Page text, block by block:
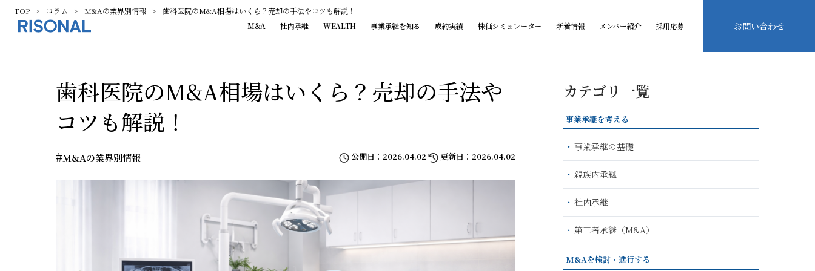
M&A 社内承継 WEALTH 事業承継を知る 成約実績 株価シミュレーター 新着情報 メンバー紹介 採用応募 お問い合わせ
TOP コラム M&Aの業界別情報 歯科医院のM&A相場はいくら？売却の手法やコツも解説！
歯科医院のM&A相場はいくら？売却の手法や
コツも解説！
#M&Aの業界別情報 公開日：2026.04.02 更新日：2026.04.02
カテゴリ一覧
事業承継を考える
事業承継の基礎
親族内承継
社内承継
第三者承継（M&A）
M&Aを検討・進行する